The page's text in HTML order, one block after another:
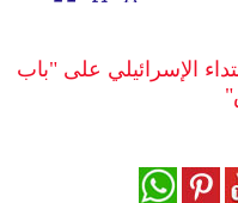
وموسيقى
الإسرائيلي على "باب